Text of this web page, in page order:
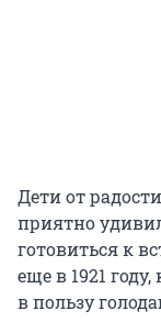
Дети от
приятно
готовиться к
еще в 1921
в пользу